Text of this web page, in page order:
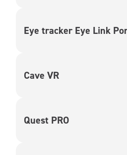
Eye tracker Eye Link
Cave VR
Quest PRO